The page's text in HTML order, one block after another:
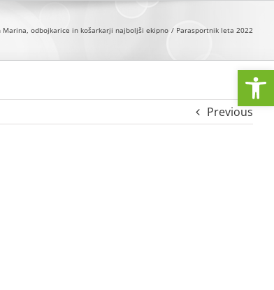
Marina, odbojkarice in košarkarji najboljši ekipno Parasportnik leta 2022
Previous